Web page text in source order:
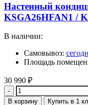
Настенный
KSGA26HFAN1 /
В наличии:
Самовывоз:
Площадь
30 990 ₽
Количество
В корзину Купить в 1